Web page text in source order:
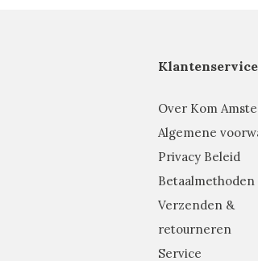
Klantenservice
Over Kom
Algemene
Privacy Beleid
Betaalmethoden
Verzenden &
retourneren
Service